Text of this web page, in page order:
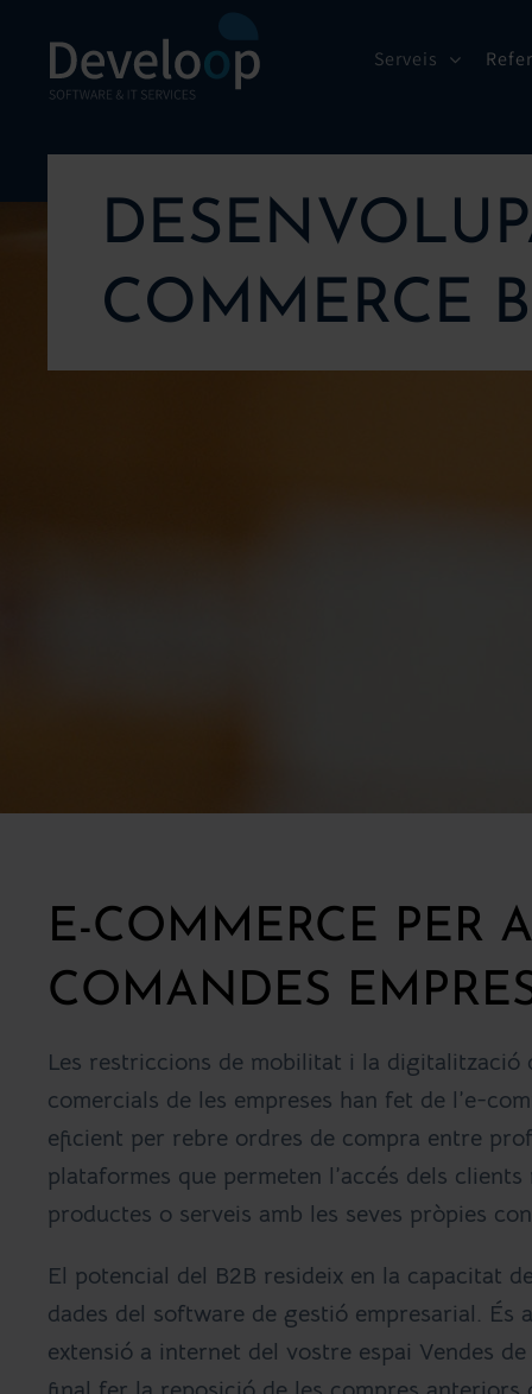
content
Serveis
COMMERCE
E-COMMERCE PER A
COMANDES
Les restriccions de mobilitat i la digitalització
comercials de les empreses han fet de l’e-
eficient per rebre ordres de compra entre
plataformes que permeten l’accés dels
productes o serveis amb les seves pròpies
El potencial del B2B resideix en la capacitat
dades del software de gestió empresarial. És
extensió a internet del vostre espai Vendes